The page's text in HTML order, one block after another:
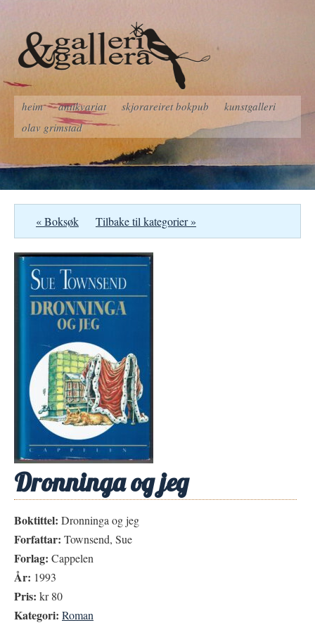
heim antikvariat skjorareiret bokpub
kunstgalleri
olav grimstad
« Boksøk Tilbake til kategorier »
Dronninga og jeg
Boktittel: Dronninga og jeg
Forfattar: Townsend, Sue
Forlag: Cappelen
År: 1993
Pris: kr 80
Kategori: Roman